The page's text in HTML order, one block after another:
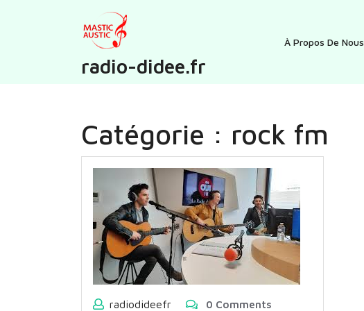
radio-didee.fr
À Propos De Nous
Catégorie : rock fm
radiodideefr 0 Comments